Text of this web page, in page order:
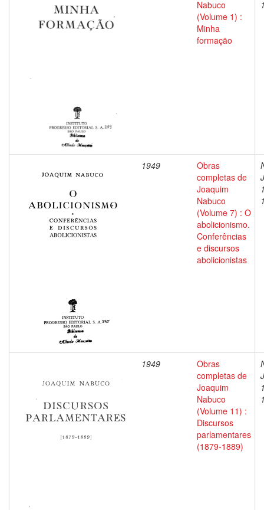
Nabuco
(Volume 1) :
Minha
formação
1949
Obras
completas de
Joaquim
Nabuco
(Volume 7) : O
abolicionismo.
Conferências
e discursos
abolicionistas
1949
Obras
completas de
Joaquim
Nabuco
(Volume 11) :
Discursos
parlamentares
(1879-1889)